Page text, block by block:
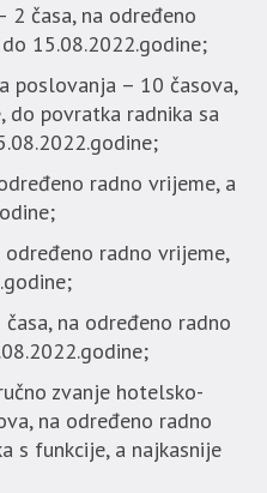
2 časa, na određeno
15.08.2022.godine;
poslovanja – 10 časova,
do povratka radnika sa
radno vrijeme, a
radno vrijeme,
na određeno radno
zvanje hotelsko-
na određeno radno
s funkcije, a najkasnije